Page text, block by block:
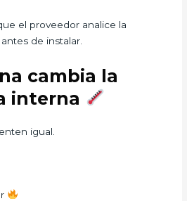
el proveedor analice la
de instalar.
cambia la
interna
igual.